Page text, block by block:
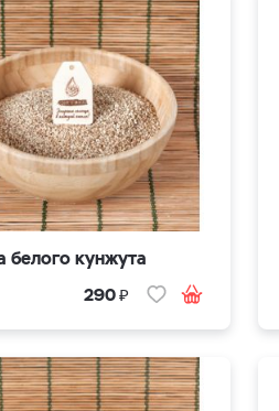
белого кунжута
290₽